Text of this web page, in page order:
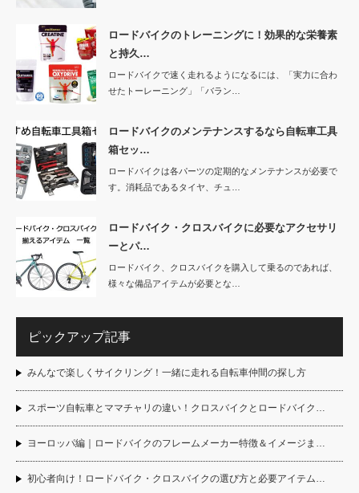
ロードバイクのトレーニングに！効果的な栄養素
と持久…
ロードバイクで速く走れるようになるには、「実力に合わ
せたトーレーニング」「バラン…
ロードバイクのメンテナンスするなら自転車工具
箱セッ…
ロードバイクは各パーツの定期的なメンテナンスが必要で
す。消耗品であるタイヤ、チュ…
ロードバイク・クロスバイクに必要なアクセサリ
ーとパ…
ロードバイク、クロスバイクを購入して乗るのであれば、
様々な備品アイテムが必要とな…
ピックアップ記事
みんなで楽しくサイクリング！一緒に走れる自転車仲間の探し方
スポーツ自転車とママチャリの違い！クロスバイクとロードバイク…
ヨーロッパ編｜ロードバイクのフレームメーカー特徴＆イメージま…
初心者向け！ロードバイク・クロスバイクの選び方と必要アイテム…